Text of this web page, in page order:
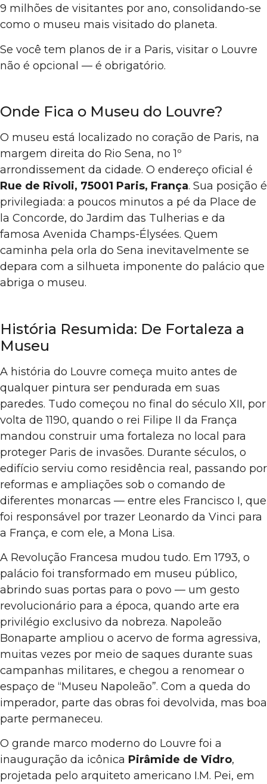
9 milhões de visitantes por ano, consolidando-se
como o museu mais visitado do planeta.
Se você tem planos de ir a Paris, visitar o Louvre
não é opcional — é obrigatório.
Onde Fica o Museu do Louvre?
O museu está localizado no coração de Paris, na
margem direita do Rio Sena, no 1º
arrondissement da cidade. O endereço oficial é
Rue de Rivoli, 75001 Paris, França. Sua posição é
privilegiada: a poucos minutos a pé da Place de
la Concorde, do Jardim das Tulherias e da
famosa Avenida Champs-Élysées. Quem
caminha pela orla do Sena inevitavelmente se
depara com a silhueta imponente do palácio que
abriga o museu.
História Resumida: De Fortaleza a
Museu
A história do Louvre começa muito antes de
qualquer pintura ser pendurada em suas
paredes. Tudo começou no final do século XII, por
volta de 1190, quando o rei Filipe II da França
mandou construir uma fortaleza no local para
proteger Paris de invasões. Durante séculos, o
edifício serviu como residência real, passando por
reformas e ampliações sob o comando de
diferentes monarcas — entre eles Francisco I, que
foi responsável por trazer Leonardo da Vinci para
a França, e com ele, a Mona Lisa.
A Revolução Francesa mudou tudo. Em 1793, o
palácio foi transformado em museu público,
abrindo suas portas para o povo — um gesto
revolucionário para a época, quando arte era
privilégio exclusivo da nobreza. Napoleão
Bonaparte ampliou o acervo de forma agressiva,
muitas vezes por meio de saques durante suas
campanhas militares, e chegou a renomear o
espaço de “Museu Napoleão”. Com a queda do
imperador, parte das obras foi devolvida, mas boa
parte permaneceu.
O grande marco moderno do Louvre foi a
inauguração da icônica Pirâmide de Vidro,
projetada pelo arquiteto americano I.M. Pei, em